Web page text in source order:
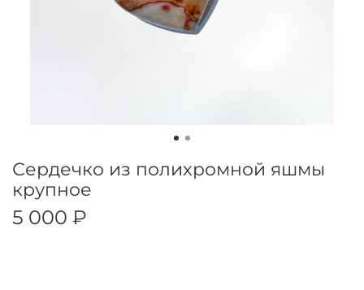
Сердечко из полихромной яшмы
крупное
5 000 ₽